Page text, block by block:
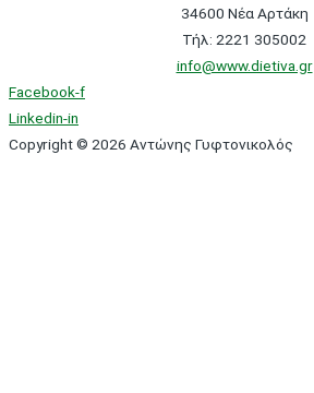
34600 Νέα Αρτάκη
Τήλ: 2221 305002
info@www.dietiva.gr
Facebook-f
Linkedin-in
Copyright © 2026 Αντώνης Γυφτονικολός